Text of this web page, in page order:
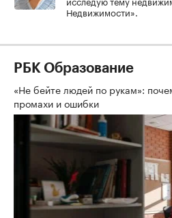
Недвижимости».
РБК Образование
«Не бейте людей по рукам»:
промахи и ошибки